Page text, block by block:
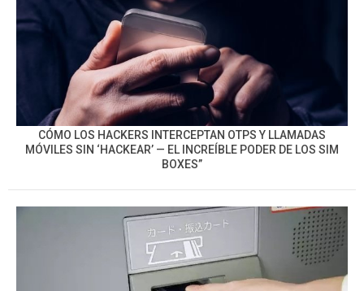
CÓMO LOS HACKERS INTERCEPTAN OTPS Y LLAMADAS
MÓVILES SIN ‘HACKEAR’ — EL INCREÍBLE PODER DE LOS SIM
BOXES”